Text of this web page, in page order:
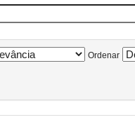
Ordenar